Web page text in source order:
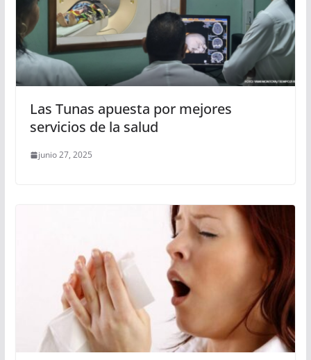
Las Tunas apuesta por mejores
servicios de la salud
junio 27, 2025